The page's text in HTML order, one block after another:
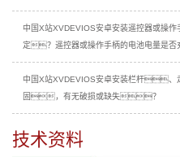
中国X站XVDEVIOS安卓安装遥控器或操
定？遥控器或操作手柄的电池电量是
中国X站XVDEVIOS安卓安装栏杆
固，有无破损或缺失？
技术资料